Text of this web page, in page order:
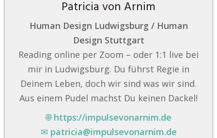
Patricia von Arnim
Human Design Ludwigsburg / Human
Design Stuttgart
Reading online per Zoom – oder 1:1 live bei
mir in Ludwigsburg. Du führst Regie in
Deinem Leben, doch wir sind was wir sind.
Aus einem Pudel machst Du keinen Dackel!
🌐https://impulsevonarnim.de
✉ patricia@impulsevonarnim.de